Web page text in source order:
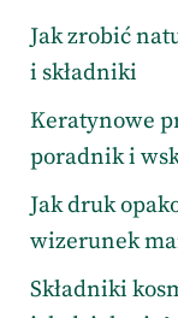
Jak zrobić
i składniki
Keratynowe
poradnik i
Jak druk
wizerunek
Składniki